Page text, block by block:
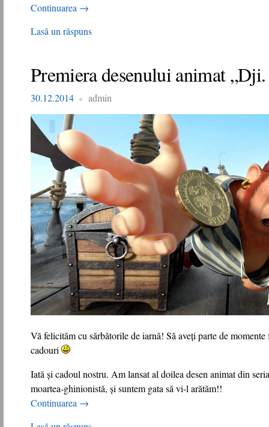
Continuarea →
Lasă un răspuns
Premiera desenului animat
30.12.2014 admin
Vă felicităm cu sărbătorile de iarnă! Să aveți parte de
cadouri
Iată și cadoul nostru. Am lansat al doilea desen animat din
moartea-ghinionistă, și suntem gata să vi-l arătăm!!
Continuarea →